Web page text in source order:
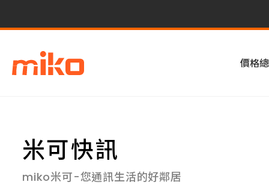
價格
米可快訊
miko米可-您通訊生活的好鄰居